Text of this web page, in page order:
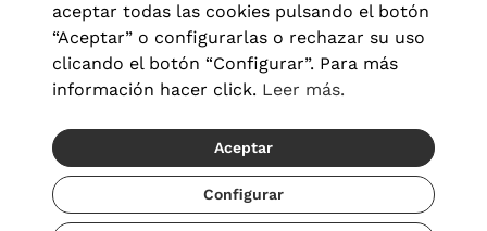
Recíbelo del 19/08 al 21/08
Aviso legal| Política de privacidad Términos y condiciones
Política de cookies|Configuración de cookies
© 2026 Visionlab España
aceptar todas las cookies pulsando el botón
“Aceptar” o configurarlas o rechazar su uso
clicando el botón “Configurar”. Para más
información hacer click. Leer más.
Aceptar
Configurar